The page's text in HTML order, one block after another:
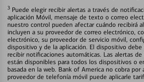
3 Puede elegir recibir alertas a través de
aplicación Móvil, mensaje de texto o correo
nuestro control pueden afectar cuándo recibirá
incluyen a su proveedor de correo electrónico,
electrónico, su proveedor de servicio móvil,
dispositivo y de la aplicación. El dispositivo debe
recibir notificaciones automáticas. Las alertas
están disponibles para todos los dispositivos o
basada en la web. Bank of America no cobra por
proveedor de telefonía móvil puede aplicarle